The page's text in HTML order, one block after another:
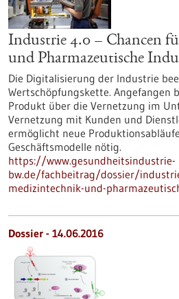
Industrie 4.0 – Chancen
und Pharmazeutische
Die Digitalisierung der Industrie
Wertschöpfungskette. Angefangen
Produkt über die Vernetzung im
Vernetzung mit Kunden und
ermöglicht neue
Geschäftsmodelle nötig.
https://www.gesundheitsindustrie-
bw.de/fachbeitrag/dossier/
medizintechnik-und-
Dossier - 14.06.2016